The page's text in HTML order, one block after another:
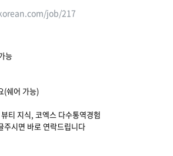
job/217
능
(쉐어 가능)
티 지식, 코엑스 다수통역경험
주시면 바로 연락드립니다